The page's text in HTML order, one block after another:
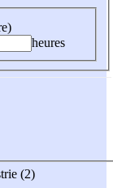
heures
(2)